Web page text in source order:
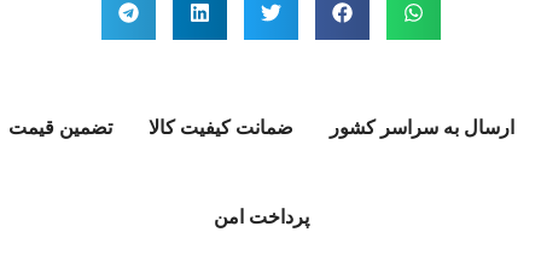
ارسال به سراسر کشور ضمانت کیفیت کالا تضمین قیمت
پرداخت امن